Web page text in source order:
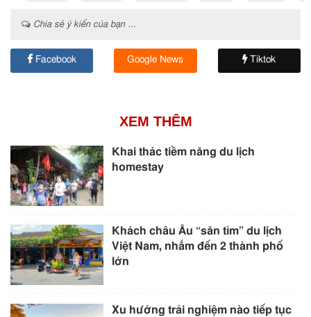
Chia sẻ ý kiến của bạn ...
Facebook Google News Tiktok
XEM THÊM
Khai thác tiềm năng du lịch
homestay
Khách châu Âu “săn tìm” du lịch
Việt Nam, nhắm đến 2 thành phố
lớn
Xu hướng trải nghiệm nào tiếp tục